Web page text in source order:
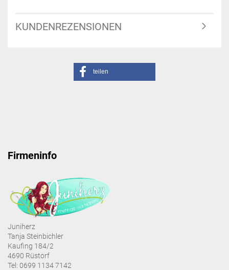
KUNDENREZENSIONEN
teilen
Firmeninfo
Juniherz
Tanja Steinbichler
Kaufing 184/2
4690 Rüstorf
Tel: 0699 1134 7142